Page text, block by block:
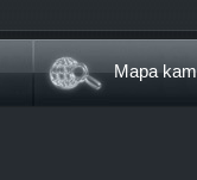
Mapa